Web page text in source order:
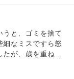
居候だぞ！と怒
この１週間なか
めてしまいまし
欲しがっていた
されています。
り） しか
えだ”と心ないこ
働け，お前ぐら
す。（中卒や高
部分があったの
うと、ゴミを捨て
細なミスですら怒
が、歳を重ねる
が来てくれない
うな心を持って